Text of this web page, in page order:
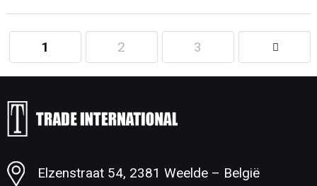
Minimale afname: 1
1 2 3
Elzenstraat 54, 2381 Weelde – België